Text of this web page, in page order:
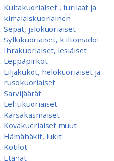
Kultakuoriaiset , turilaat ja
kimalaiskuoriainen
Sepät, jalokuoriaiset
Sylkikuoriaiset, kiiltomadot
Ihrakuoriaiset, lesiäiset
Leppäpirkot
Liljakukot, helokuoriaiset ja
rusokuoriaiset
Sarvijäärät
Lehtikuoriaiset
Kärsäkäsmäiset
Kovakuoriaiset muut
Hämähäkit, lukit
Kotilot
Etanat